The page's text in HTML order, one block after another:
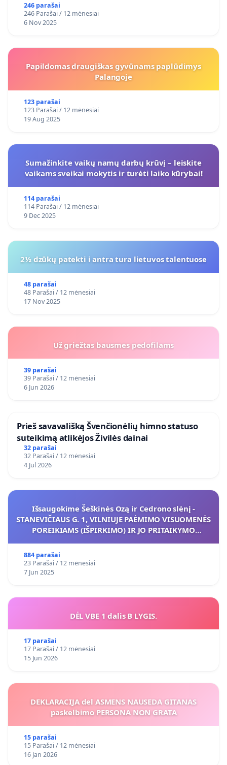
246 parašai
246 Parašai / 12 mėnesiai
6 Nov 2025
Papildomas draugiškas gyvūnams paplūdimys
Palangoje
123 parašai
123 Parašai / 12 mėnesiai
19 Aug 2025
Sumažinkite vaikų namų darbų krūvį – leiskite
vaikams sveikai mokytis ir turėti laiko kūrybai!
114 parašai
114 Parašai / 12 mėnesiai
9 Dec 2025
2½ dzūkų patekti i antra tura lietuvos talentuose
48 parašai
48 Parašai / 12 mėnesiai
17 Nov 2025
Už griežtas bausmes pedofilams
39 parašai
39 Parašai / 12 mėnesiai
6 Jun 2026
​Prieš savavališką Švenčionėlių himno statuso
suteikimą atlikėjos Živilės dainai
32 parašai
32 Parašai / 12 mėnesiai
4 Jul 2026
Išsaugokime Šeškinės Ozą ir Cedrono slėnį -
STANEVIČIAUS G. 1, VILNIUJE PAĖMIMO VISUOMENĖS
POREIKIAMS (IŠPIRKIMO) IR JO PRITAIKYMO
884 parašai
23 Parašai / 12 mėnesiai
7 Jun 2025
DĖL VBE 1 dalis B LYGIS.
17 parašai
17 Parašai / 12 mėnesiai
15 Jun 2026
DEKLARACIJA del ASMENS NAUSEDA GITANAS
paskelbimo PERSONA NON GRATA
15 parašai
15 Parašai / 12 mėnesiai
16 Jan 2026